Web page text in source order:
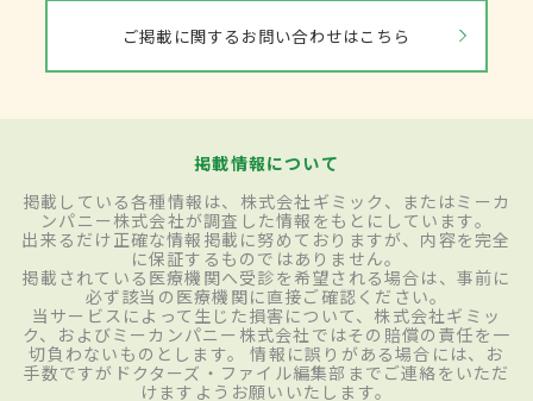
ご掲載に関するお問い合わせはこちら
掲載情報について
掲載している各種情報は、株式会社ギミック、またはミーカ
ンパニー株式会社が調査した情報をもとにしています。
出来るだけ正確な情報掲載に努めておりますが、内容を完全
に保証するものではありません。
掲載されている医療機関へ受診を希望される場合は、事前に
必ず該当の医療機関に直接ご確認ください。
当サービスによって生じた損害について、株式会社ギミッ
ク、およびミーカンパニー株式会社ではその賠償の責任を一
切負わないものとします。 情報に誤りがある場合には、お
手数ですがドクターズ・ファイル編集部までご連絡をいただ
けますようお願いいたします。